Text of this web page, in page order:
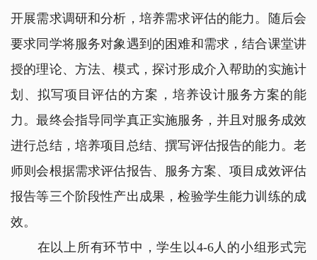
开展需求调研和分析，培养需求评估的能力。随后会
要求同学将服务对象遇到的困难和需求，结合课堂讲
授的理论、方法、模式，探讨形成介入帮助的实施计
划、拟写项目评估的方案，培养设计服务方案的能
力。最终会指导同学真正实施服务，并且对服务成效
进行总结，培养项目总结、撰写评估报告的能力。老
师则会根据需求评估报告、服务方案、项目成效评估
报告等三个阶段性产出成果，检验学生能力训练的成
效。
在以上所有环节中，学生以4-6人的小组形式完